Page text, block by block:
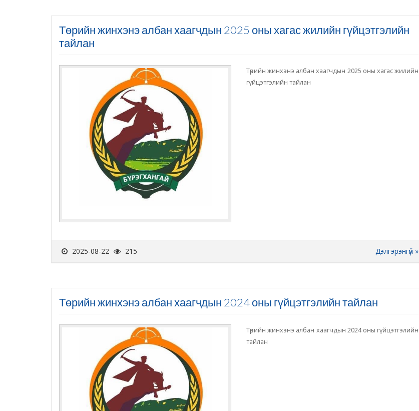
Төрийн жинхэнэ албан хаагчдын 2025 оны хагас жилийн гүйцэтгэлийн
тайлан
Төрийн жинхэнэ албан хаагчдын 2025 оны хагас жилийн
гүйцэтгэлийн тайлан
2025-08-22 215 Дэлгэрэнгүй »
Төрийн жинхэнэ албан хаагчдын 2024 оны гүйцэтгэлийн тайлан
Төрийн жинхэнэ албан хаагчдын 2024 оны гүйцэтгэлийн
тайлан